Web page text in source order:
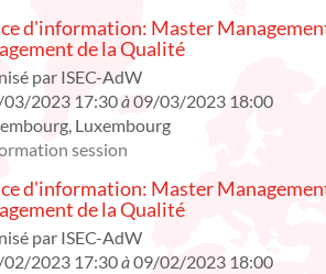
d'information: Master
de la Qualité
par ISEC-AdW
2023 17:30à09/03/2023 18:00
, Luxembourg
session
d'information: Master
de la Qualité
par ISEC-AdW
2023 17:30à09/02/2023 18:00